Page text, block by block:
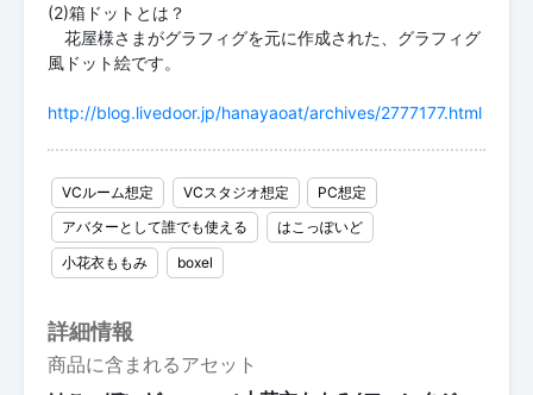
(2)箱ドットとは？
花屋様さまがグラフィグを元に作成された、グラフィグ
風ドット絵です。
http://blog.livedoor.jp/hanayaoat/archives/2777177.html
VCルーム想定 VCスタジオ想定
PC想定
アバターとして誰でも使える
はこっぽいど
小花衣ももみ
boxel
詳細情報
商品に含まれるアセット